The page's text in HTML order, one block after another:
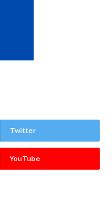
Twitter
YouTube